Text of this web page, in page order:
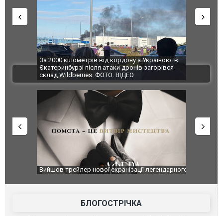
За 2000 кілометрів від кордону з Україною: в
Єкатеринбурзі після атаки дронів загорівся
склад Wildberries. ФОТО. ВІДЕО
"Мої
ВІДЕО
Вийшов трейлер нової екранізації легендарного
БЛОГОСТРІЧКА